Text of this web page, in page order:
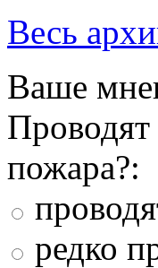
Весь
Ваше
Проводят
пожара?:
редко